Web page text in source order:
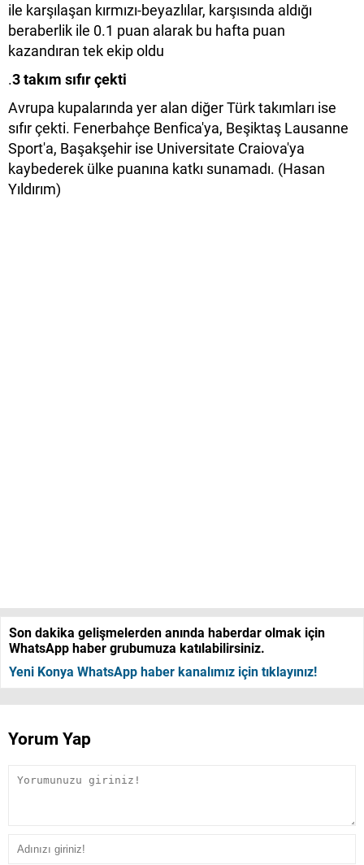
ile karşılaşan kırmızı-beyazlılar, karşısında aldığı
beraberlik ile 0.1 puan alarak bu hafta puan
kazandıran tek ekip oldu
.3 takım sıfır çekti
Avrupa kupalarında yer alan diğer Türk takımları ise
sıfır çekti. Fenerbahçe Benfica'ya, Beşiktaş Lausanne
Sport'a, Başakşehir ise Universitate Craiova'ya
kaybederek ülke puanına katkı sunamadı. (Hasan
Yıldırım)
Son dakika gelişmelerden anında haberdar olmak için
WhatsApp haber grubumuza katılabilirsiniz.
Yeni Konya WhatsApp haber kanalımız için tıklayınız!
Yorum Yap